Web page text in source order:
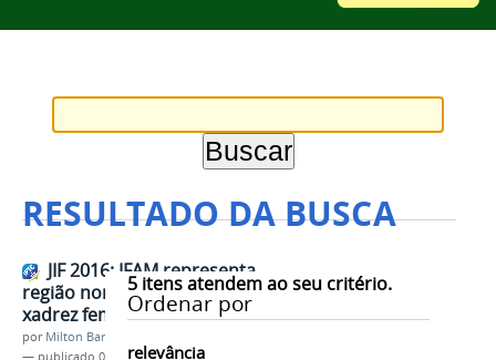
RESULTADO DA BUSCA
5itens atendem ao seu critério.
Ordenar por
relevância
JIF 2016: IFAM representa
região norte pela primeira vez no
xadrez feminino
por Milton Barros
— publicado 06/10/2016—última modificação